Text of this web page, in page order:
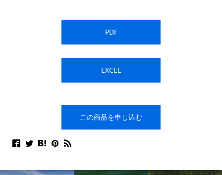
PDF
EXCEL
この商品を申し込む